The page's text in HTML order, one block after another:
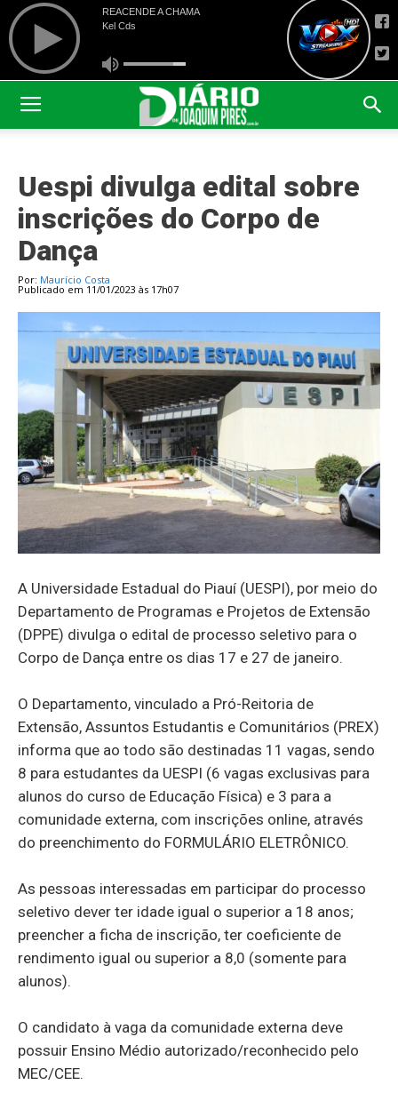
Uespi divulga edital sobre
inscrições do Corpo de
Dança
Por: Maurício Costa
Publicado em 11/01/2023 às 17h07
A Universidade Estadual do Piauí (UESPI), por meio do
Departamento de Programas e Projetos de Extensão
(DPPE) divulga o edital de processo seletivo para o
Corpo de Dança entre os dias 17 e 27 de janeiro.
O Departamento, vinculado a Pró-Reitoria de
Extensão, Assuntos Estudantis e Comunitários (PREX)
informa que ao todo são destinadas 11 vagas, sendo
8 para estudantes da UESPI (6 vagas exclusivas para
alunos do curso de Educação Física) e 3 para a
comunidade externa, com inscrições online, através
do preenchimento do FORMULÁRIO ELETRÔNICO.
As pessoas interessadas em participar do processo
seletivo dever ter idade igual o superior a 18 anos;
preencher a ficha de inscrição, ter coeficiente de
rendimento igual ou superior a 8,0 (somente para
alunos).
O candidato à vaga da comunidade externa deve
possuir Ensino Médio autorizado/reconhecido pelo
MEC/CEE.